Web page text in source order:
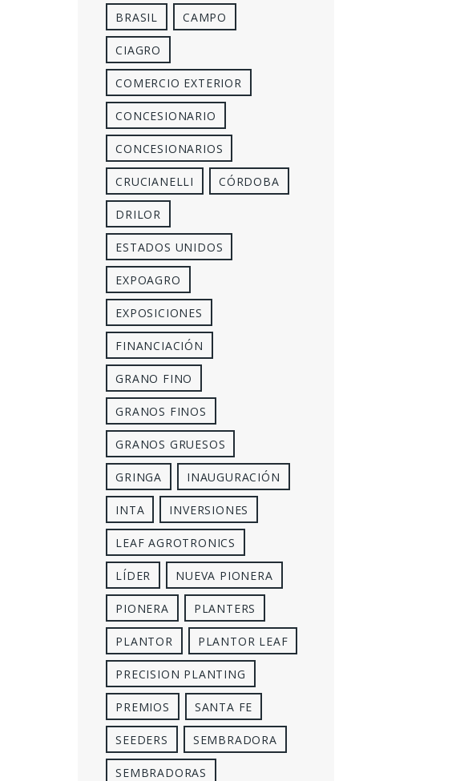
BRASIL CAMPO
CIAGRO
COMERCIO EXTERIOR
CONCESIONARIO
CONCESIONARIOS
CRUCIANELLI CÓRDOBA
DRILOR
ESTADOS UNIDOS
EXPOAGRO
EXPOSICIONES
FINANCIACIÓN
GRANO FINO
GRANOS FINOS
GRANOS GRUESOS
GRINGA INAUGURACIÓN
INTA INVERSIONES
LEAF AGROTRONICS
LÍDER NUEVA PIONERA
PIONERA PLANTERS
PLANTOR PLANTOR LEAF
PRECISION PLANTING
PREMIOS SANTA FE
SEEDERS SEMBRADORA
SEMBRADORAS